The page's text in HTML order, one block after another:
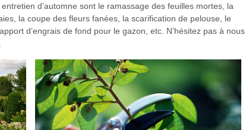
d’automne sont le ramassage des feuilles mortes, la
la coupe des fleurs fanées, la scarification de pelouse, le
d’engrais de fond pour le gazon, etc. N’hésitez pas à nous